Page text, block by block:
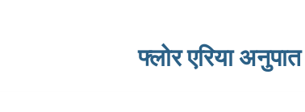
फ्लोर एरिया